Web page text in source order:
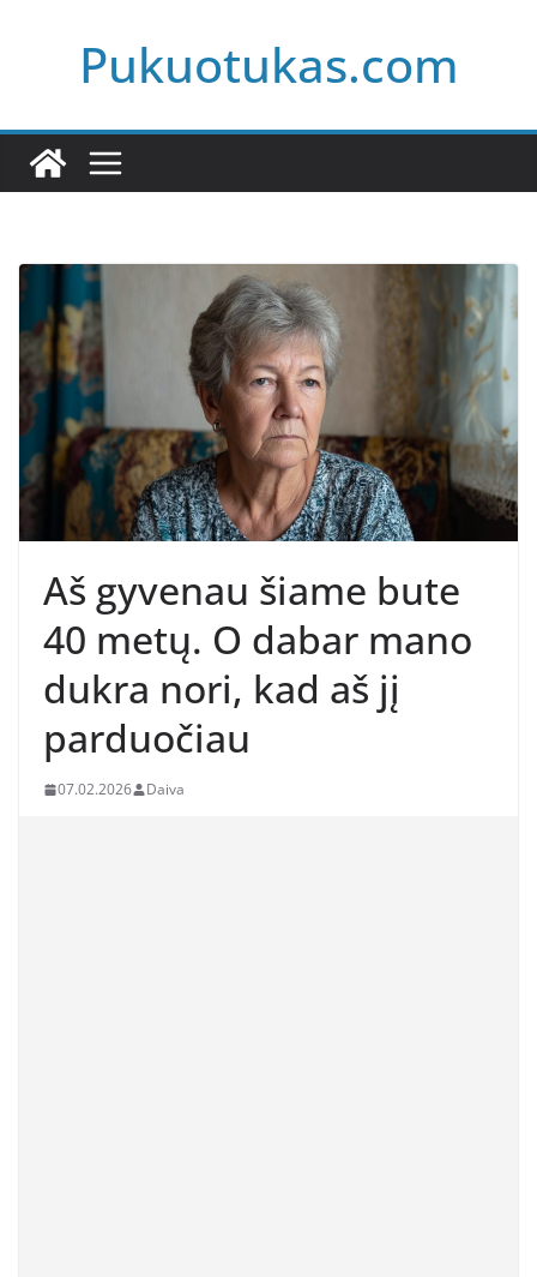
Pukuotukas.com
Aš gyvenau šiame bute
40 metų. O dabar mano
dukra nori, kad aš jį
parduočiau
07.02.2026 Daiva